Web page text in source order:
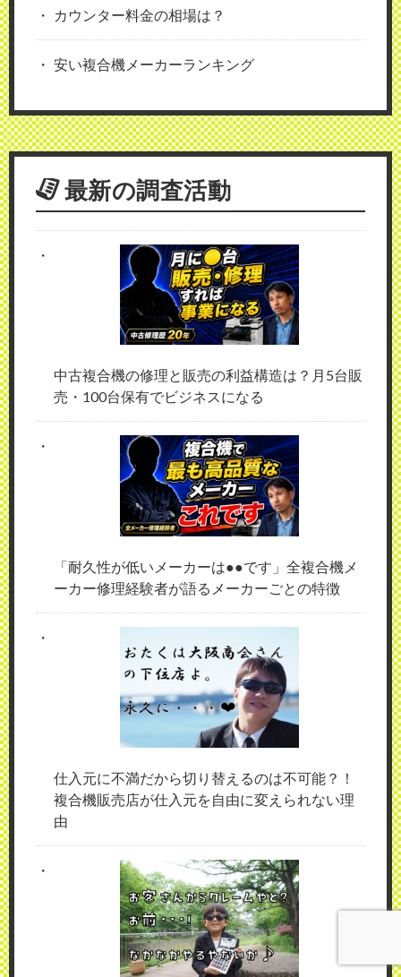
カウンター料金の相場は？
安い複合機メーカーランキング
最新の調査活動
中古複合機の修理と販売の利益構造は？月5台販
売・100台保有でビジネスになる
「耐久性が低いメーカーは●●です」全複合機メ
ーカー修理経験者が語るメーカーごとの特徴
仕入元に不満だから切り替えるのは不可能？！
複合機販売店が仕入元を自由に変えられない理
由